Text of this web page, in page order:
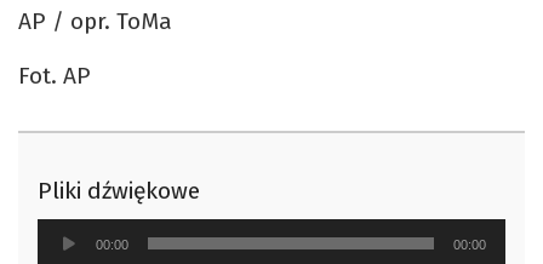
AP / opr. ToMa
Fot. AP
Pliki dźwiękowe
Odtwarzacz
00:00 00:00